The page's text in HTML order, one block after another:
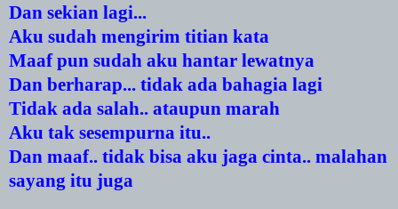
Dan sekian lagi...
Aku sudah mengirim titian kata
Maaf pun sudah aku hantar lewatnya
Dan berharap... tidak ada bahagia lagi
Tidak ada salah.. ataupun marah
Aku tak sesempurna itu..
Dan maaf.. tidak bisa aku jaga cinta.. malahan
sayang itu juga